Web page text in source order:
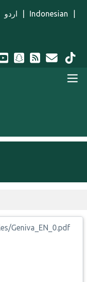
اردو Indonesian
Geniva_EN_0.pdf